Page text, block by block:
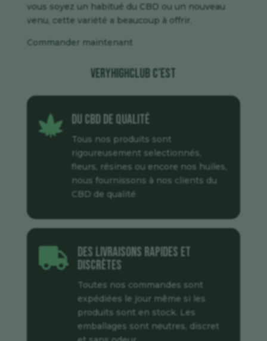
vous soyez un habitué du CBD ou un nouveau
venu, cette variété a beaucoup à offrir.
Commander maintenant
veryhighclub c’est
 Du CBD de qualité
Tous nos produits sont
rigoureusement selectionnés,
fleurs, résines ou encore nos huiles,
nous fournissons à nos clients du
CBD de qualité
 Des livraisons rapides et
discrètes
Toutes nos commandes sont
expédiées le jour même si les
produits sont en stock. Les
emballages sont neutres, discret